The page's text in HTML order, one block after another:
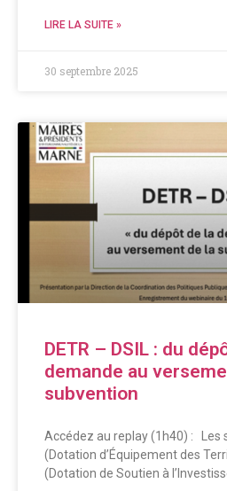
LIRE LA SUITE »
30 septembre 2025
DETR – DSIL : du
demande au
subvention
Accédez au replay (1h40) : Les
(Dotation d’Équipement des
(Dotation de Soutien à